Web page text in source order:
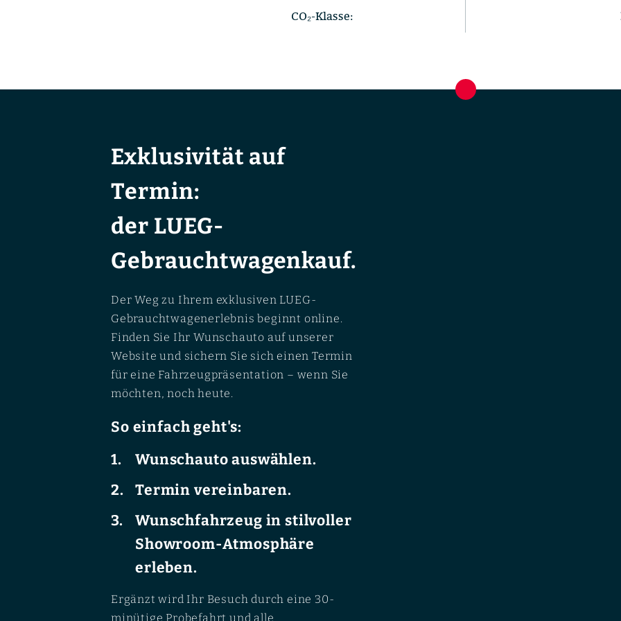
CO₂-Klasse:
Exklusivität auf
Termin:
der LUEG-
Gebrauchtwagenkauf.
Der Weg zu Ihrem exklusiven LUEG-
Gebrauchtwagenerlebnis beginnt online.
Finden Sie Ihr Wunschauto auf unserer
Website und sichern Sie sich einen Termin
für eine Fahrzeugpräsentation – wenn Sie
möchten, noch heute.
So einfach geht's:
Wunschauto auswählen.
Termin vereinbaren.
Wunschfahrzeug in stilvoller
Showroom-Atmosphäre
erleben.
Ergänzt wird Ihr Besuch durch eine 30-
minütige Probefahrt und alle